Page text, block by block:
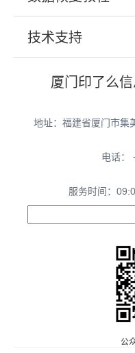
技术支持
厦门印了么
地址：福建省厦门市集
电话：
服务时间：
公